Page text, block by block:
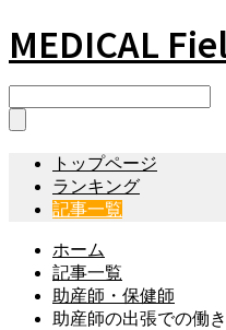
MEDICAL
トップページ
ランキング
記事一覧
ホーム
記事一覧
助産師・保健師
助産師の出張での働